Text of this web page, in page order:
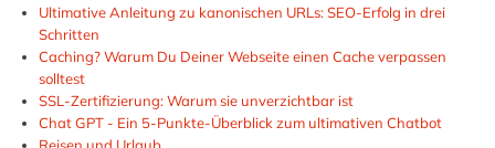
Ultimative Anleitung zu kanonischen URLs: SEO-Erfolg in drei
Schritten
Caching? Warum Du Deiner Webseite einen Cache verpassen
solltest
SSL-Zertifizierung: Warum sie unverzichtbar ist
Chat GPT - Ein 5-Punkte-Überblick zum ultimativen Chatbot